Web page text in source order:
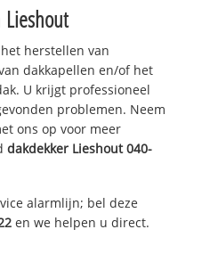
Lieshout
herstellen van
dakkapellen en/of het
U krijgt professioneel
problemen. Neem
ons op voor meer
dakdekker Lieshout040-
alarmlijn; bel deze
en we helpen u direct.